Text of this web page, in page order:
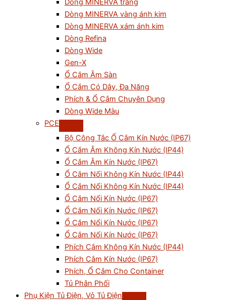
Dòng MINERVA trắng
Dòng MINERVA vàng ánh kim
Dòng MINERVA xám ánh kim
Dòng Refina
Dòng Wide
Gen-X
Ổ Cắm Âm Sàn
Ổ Cắm Có Dây, Đa Năng
Phích & Ổ Cắm Chuyên Dụng
Dòng Wide Màu
PCE
Bộ Công Tắc Ổ Cắm Kín Nước (IP67)
Ổ Cắm Âm Không Kín Nước (IP44)
Ổ Cắm Âm Kín Nước (IP67)
Ổ Cắm Nối Không Kín Nước (IP44)
Ổ Cắm Nổi Không Kín Nước (IP44)
Ổ Cắm Nổi Kín Nước (IP67)
Ổ Cắm Nối Kín Nước (IP67)
Ổ Cắm Nổi Kín Nước (IP67)
Ổ Cắm Nối Kín Nước (IP67)
Phích Cắm Không Kín Nước (IP44)
Phích Cắm Kín Nước (IP67)
Phích, Ổ Cắm Cho Container
Tủ Phân Phối
Phụ Kiện Tủ Điện, Vỏ Tủ Điện